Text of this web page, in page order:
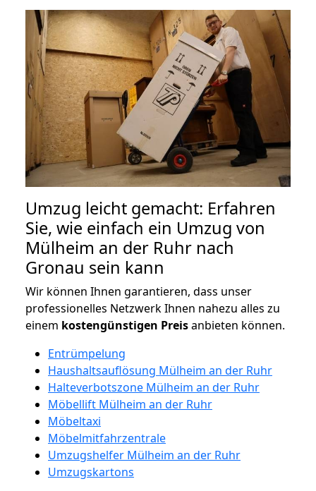
Umzug leicht gemacht: Erfahren
Sie, wie einfach ein Umzug von
Mülheim an der Ruhr nach
Gronau sein kann
Wir können Ihnen garantieren, dass unser
professionelles Netzwerk Ihnen nahezu alles zu
einem kostengünstigen Preisanbieten können.
Entrümpelung
Haushaltsauflösung Mülheim an der Ruhr
Halteverbotszone Mülheim an der Ruhr
Möbellift Mülheim an der Ruhr
Möbeltaxi
Möbelmitfahrzentrale
Umzugshelfer Mülheim an der Ruhr
Umzugskartons